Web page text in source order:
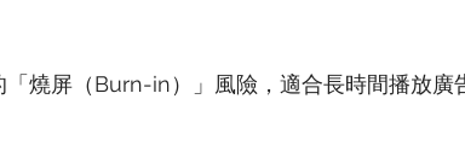
燒屏（Burn-in）」風險，適合長時間播放廣